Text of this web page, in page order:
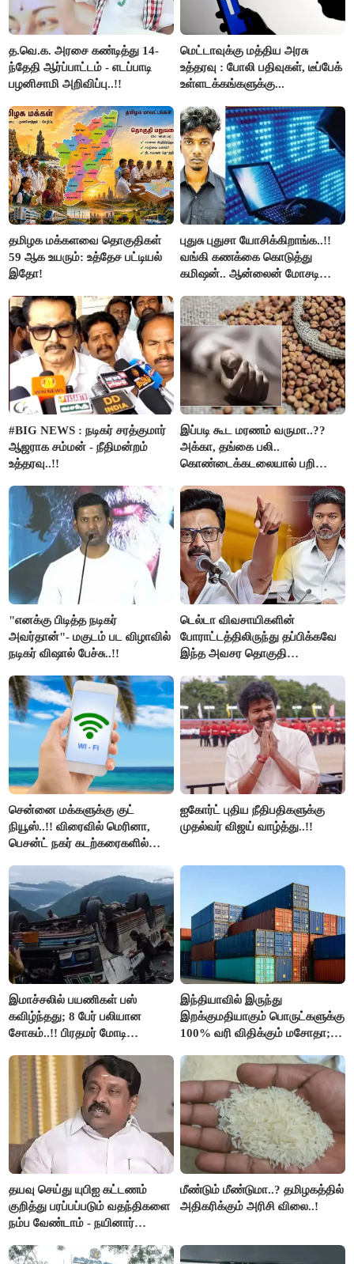
த.வெ.க. அரசை கண்டித்து 14-
ந்தேதி ஆர்ப்பாட்டம் - எடப்பாடி
பழனிசாமி அறிவிப்பு..!!
மெட்டாவுக்கு மத்திய அரசு
உத்தரவு : போலி பதிவுகள், டீப்பேக்
உள்ளடக்கங்களுக்கு...
தமிழக மக்களவை தொகுதிகள்
59 ஆக உயரும்: உத்தேச பட்டியல்
இதோ!
புதுசு புதுசா யோசிக்கிறாங்க..!!
வங்கி கணக்கை கொடுத்து
கமிஷன்.. ஆன்லைன் மோசடி
கைது..!!
#BIG NEWS : நடிகர் சரத்குமார்
ஆஜராக சம்மன் - நீதிமன்றம்
உத்தரவு..!!
இப்படி கூட மரணம் வருமா..??
அக்கா, தங்கை பலி..
கொண்டைக்கடலையால் பறிபோன
"எனக்கு பிடித்த நடிகர்
அவர்தான்"- மகுடம் பட விழாவில்
நடிகர் விஷால் பேச்சு..!!
டெல்டா விவசாயிகளின்
போராட்டத்திலிருந்து தப்பிக்கவே
இந்த அவசர தொகுதி
அரங்கேற்றுகிறார் முதலமைச்சர் -
திமுக ஐடி விங்..!!
சென்னை மக்களுக்கு குட்
நியூஸ்..!! விரைவில் மெரினா,
பெசன்ட் நகர் கடற்கரைகளில்
ஐகோர்ட் புதிய நீதிபதிகளுக்கு
முதல்வர் விஜய் வாழ்த்து..!!
இமாச்சலில் பயணிகள் பஸ்
கவிழ்ந்தது; 8 பேர் பலியான
சோகம்..!! பிரதமர் மோடி
இந்தியாவில் இருந்து
இறக்குமதியாகும் பொருட்களுக்கு
100% வரி விதிக்கும் மசோதா;
தயவு செய்து யுபிஐ கட்டணம்
குறித்து பரப்பப்படும் வதந்திகளை
நம்ப வேண்டாம் - நயினார்
மீண்டும் மீண்டுமா..? தமிழகத்தில்
அதிகரிக்கும் அரிசி விலை..!